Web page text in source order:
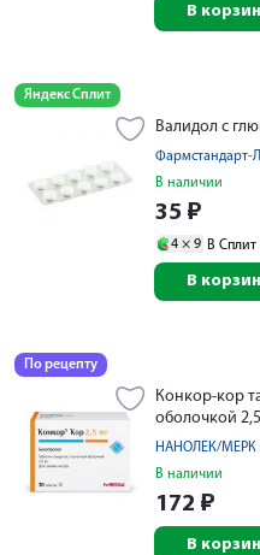
В
Яндекс Сплит
Валидол с
Фармстандарт-
В наличии
35 ₽
4 × 9 В Сплит
В
По рецепту
Конкор-кор
оболочкой
НАНОЛЕК/
В наличии
172 ₽
В